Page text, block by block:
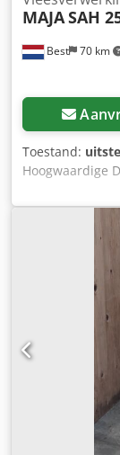
Best 70 km
MAJASAH
Toestand:
Hoogwaardige
SAH 250,
machine is
voor continue